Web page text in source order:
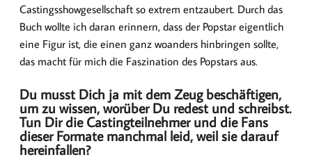
Castingsshowgesellschaft so extrem entzaubert. Durch das
Buch wollte ich daran erinnern, dass der Popstar eigentlich
eine Figur ist, die einen ganz woanders hinbringen sollte,
das macht für mich die Faszination des Popstars aus.
Du musst Dich ja mit dem Zeug beschäftigen,
um zu wissen, worüber Du redest und schreibst.
Tun Dir die Castingteilnehmer und die Fans
dieser Formate manchmal leid, weil sie darauf
hereinfallen?